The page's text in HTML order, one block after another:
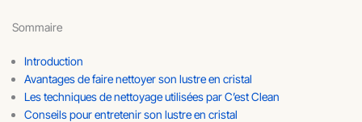
Sommaire
Introduction
Avantages de faire nettoyer son lustre en cristal
Les techniques de nettoyage utilisées par C’est Clean
Conseils pour entretenir son lustre en cristal